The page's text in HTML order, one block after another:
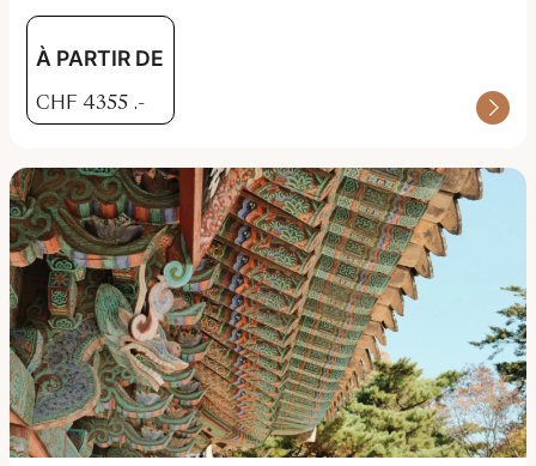
À PARTIR DE
CHF 4355 .-